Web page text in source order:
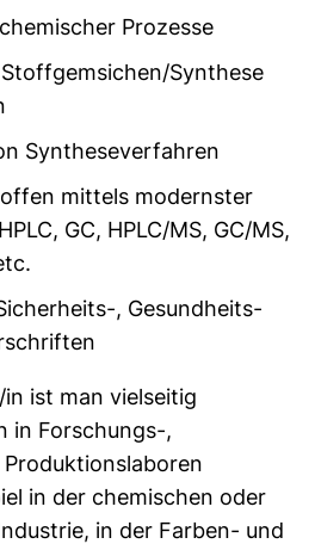
Prozesse
Synthese
Syntheseverfahren
mittels modernster
GC, HPLC/MS, GC/MS,
, Gesundheits-
ist man vielseitig
in Forschungs-,
in der chemischen oder
in der Farben- und